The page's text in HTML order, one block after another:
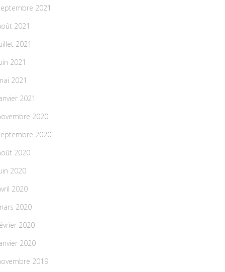
2021
2021
2021
2021
2021
2021
2020
2020
2020
2020
2020
2020
2020
2020
2019